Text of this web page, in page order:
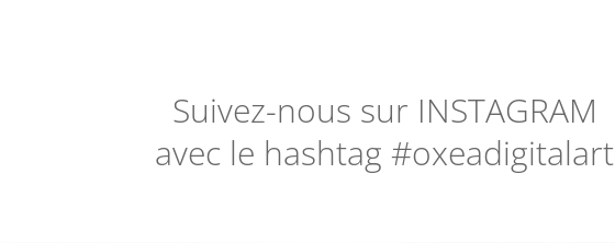
Suivez-nous sur INSTAGRAM
avec le hashtag #oxeadigitalart